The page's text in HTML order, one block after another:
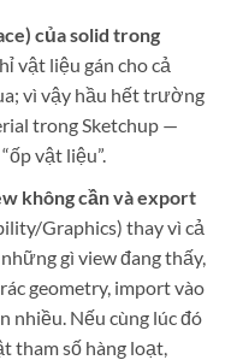
của solid trong
vật liệu gán cho cả
vì vậy hầu hết trường
trong Sketchup —
vật liệu”.
không cần và export
Graphics) thay vì cả
gì view đang thấy,
geometry, import vào
nhiều. Nếu cùng lúc đó
tham số hàng loạt,